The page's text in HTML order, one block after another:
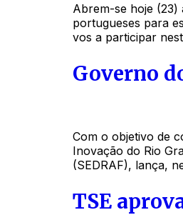
Abrem-se hoje (23)
portugueses para
vos a participar
Governo
Com o objetivo de
Inovação do Rio
(SEDRAF), lança,
TSE